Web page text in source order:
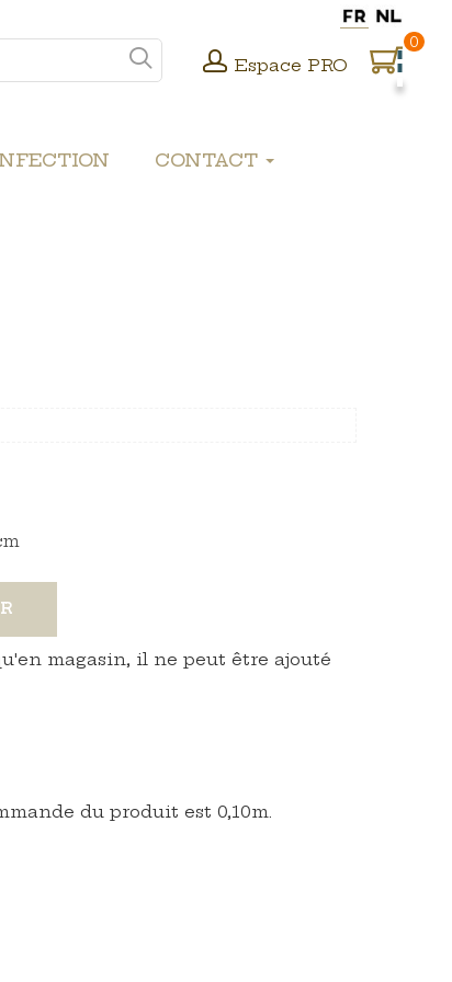
Espace PRO
0
CONTACT
magasin, il ne peut être ajouté
du produit est 0,10m.